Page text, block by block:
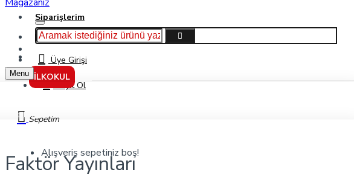
Siparişlerim
Hakkımızda
İletişimÜye Girişi
Kayıt Ol
Sepetim
Alışveriş sepetiniz boş!
İLKOKUL
Menu
Markalar
Faktör Yayınları